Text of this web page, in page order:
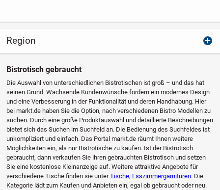
Region
Bistrotisch gebraucht
Die Auswahl von unterschiedlichen Bistrotischen ist groß – und das hat
seinen Grund. Wachsende Kundenwünsche fordern ein modernes Design
und eine Verbesserung in der Funktionalität und deren Handhabung. Hier
bei markt.de haben Sie die Option, nach verschiedenen Bistro Modellen zu
suchen. Durch eine große Produktauswahl und detaillierte Beschreibungen
bietet sich das Suchen im Suchfeld an. Die Bedienung des Suchfeldes ist
unkompliziert und einfach. Das Portal markt.de räumt Ihnen weitere
Möglichkeiten ein, als nur Bistrotische zu kaufen. Ist der Bistrotisch
gebraucht, dann verkaufen Sie ihren gebrauchten Bistrotisch und setzen
Sie eine kostenlose Kleinanzeige auf. Weitere attraktive Angebote für
verschiedene Tische finden sie unterTische, Esszimmergarnituren. Die
Kategorie lädt zum Kaufen und Anbieten ein, egal ob gebraucht oder neu.